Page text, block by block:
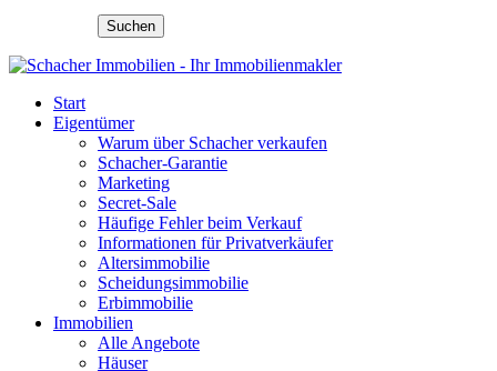
Suchen
Start
Eigentümer
Warum über Schacher verkaufen
Schacher-Garantie
Marketing
Secret-Sale
Häufige Fehler beim Verkauf
Informationen für Privatverkäufer
Altersimmobilie
Scheidungsimmobilie
Erbimmobilie
Immobilien
Alle Angebote
Häuser